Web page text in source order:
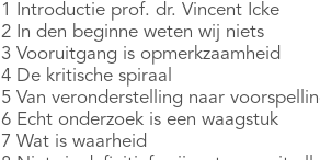
1 Introductie prof. dr. Vincent Icke
2 In den beginne weten wij niets
3 Vooruitgang is opmerkzaamheid
4 De kritische spiraal
5 Van veronderstelling naar
6 Echt onderzoek is een waagstuk
7 Wat is waarheid